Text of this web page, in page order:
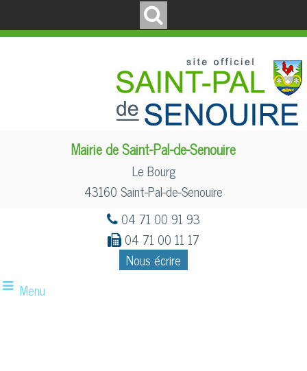
Mairie de Saint-Pal-de-Senouire
Le Bourg
43160 Saint-Pal-de-Senouire
04 71 00 91 93
04 71 00 11 17
Nous écrire
Menu